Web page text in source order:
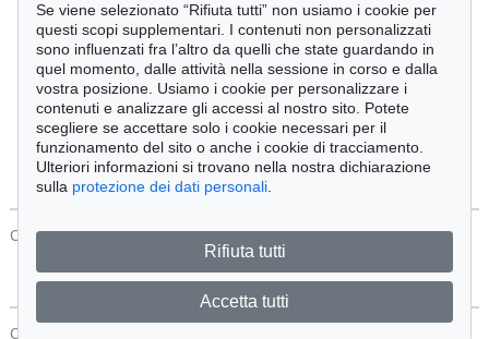
Tutti gli oggetti
Solo offerte attuali
Solo oggetti venduti
Cerca
CONTATTI Protezione Dei Dati
CONTATTI
Se viene selezionato “Rifiuta tutti” non usiamo i cookie per
questi scopi supplementari. I contenuti non personalizzati
sono influenzati fra l’altro da quelli che state guardando in
quel momento, dalle attività nella sessione in corso e dalla
vostra posizione. Usiamo i cookie per personalizzare i
contenuti e analizzare gli accessi al nostro sito. Potete
scegliere se accettare solo i cookie necessari per il
funzionamento del sito o anche i cookie di tracciamento.
Ulteriori informazioni si trovano nella nostra dichiarazione
sulla protezione dei dati personali
Rifiuta tutti
Accetta tutti